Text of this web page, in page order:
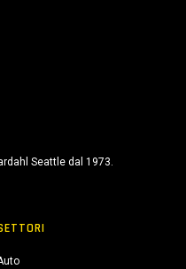
Seattle dal 1973.